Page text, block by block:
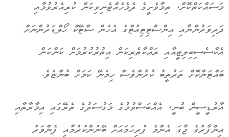
މަސައްކަތްކޮށް، ތިމާވެށީގެ ދެމެހެއްޓެނިވިކަން ކުރިއެރުވުމާއި
ދަރިވަރުންނާއި އިންސްޓިޓިއުޓްގެ އެހެން ސްޓޭކް ހޯލްޑަރުންނަށް
އެކްސެސިބިލިޓީއާއި ރައްކާތެރިކަން އިތުރުކުރުމަށް ކަންކަން
ބައްޓަންކޮށް ތަރުތީބު ކުރުންވެސް ހިމެނޭ ކަމަށް ބުންޏެވެ.
އާރުޑީސީން ބުނީ، އެއްބަސްވުމުގެ މަގުސަދުގެ ތެރޭގައި އިމާރާތާއި
އިންފާރުގެ ޖާގަ އެންމެ ފުރިހަމައަށް ބޭނުންކުރުމާއި ފެންވަރު